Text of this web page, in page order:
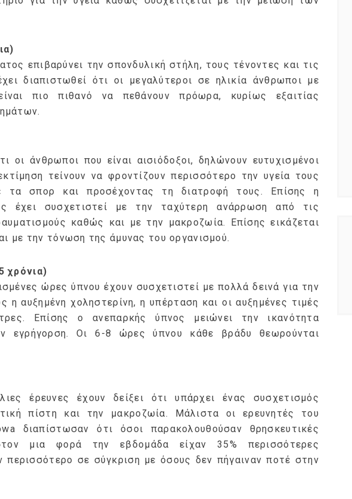
επιβαρύνει την σπονδυλική στήλη, τους τένοντες και τις
διαπιστωθεί ότι οι μεγαλύτεροι σε ηλικία άνθρωποι με
πιο πιθανό να πεθάνουν πρόωρα, κυρίως εξαιτίας
οι άνθρωποι που είναι αισιόδοξοι, δηλώνουν ευτυχισμένοι
τείνουν να φροντίζουν περισσότερο την υγεία τους
τα σπορ και προσέχοντας τη διατροφή τους. Επίσης η
έχει συσχετιστεί με την ταχύτερη ανάρρωση από τις
καθώς και με την μακροζωία. Επίσης εικάζεται
με την τόνωση της άμυνας του οργανισμού.
χρόνια)
ώρες ύπνου έχουν συσχετιστεί με πολλά δεινά για την
η αυξημένη χοληστερίνη, η υπέρταση και οι αυξημένες τιμές
Επίσης ο ανεπαρκής ύπνος μειώνει την ικανότητα
εγρήγορση. Οι 6-8 ώρες ύπνου κάθε βράδυ θεωρούνται
έρευνες έχουν δείξει ότι υπάρχει ένας συσχετισμός
πίστη και την μακροζωία. Μάλιστα οι ερευνητές του
διαπίστωσαν ότι όσοι παρακολουθούσαν θρησκευτικές
μια φορά την εβδομάδα είχαν 35% περισσότερες
περισσότερο σε σύγκριση με όσους δεν πήγαιναν ποτέ στην
Διατροφής | Φρούτα ή
Γνωρίζεις τη διαφορά;
Ιούλ 30, 2026
Διατροφής ιστορίες της Κουζίνας
με τους βοτανολόγους (είναι
από.
το πεπόνι περιέχει πολλές βιταμίνες;
By Evangelia
Ιούλ 29, 2026
ημερολόγιο Διατροφής, ιστορίες της Κουζίνας